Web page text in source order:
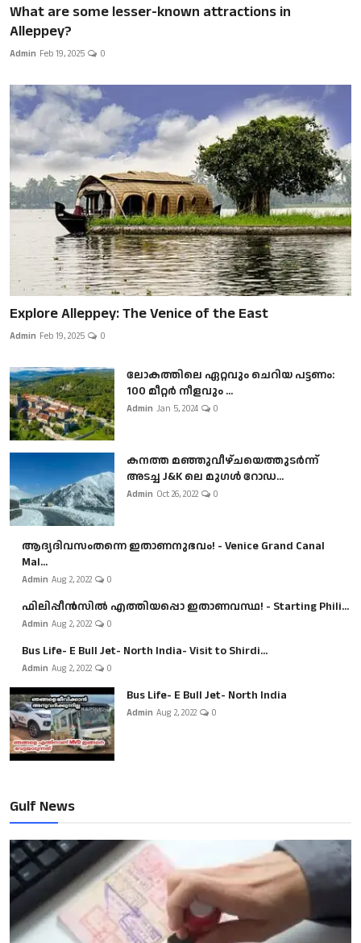
What are some lesser-known attractions in
Alleppey?
Admin Feb 19, 2025 0
Explore Alleppey: The Venice of the East
Admin Feb 19, 2025 0
ലോകത്തിലെ ഏറ്റവും ചെറിയ പട്ടണം:
100 മീറ്റർ നീളവും ...
Admin Jan 5, 2024 0
കനത്ത മഞ്ഞുവീഴ്ചയെത്തുടർന്ന്
അടച്ച J&K ലെ മുഗൾ റോഡ...
Admin Oct 26, 2022 0
ആദ്യദിവസംതന്നെ ഇതാണനുഭവം! - Venice Grand Canal
Mal...
Admin Aug 2, 2022 0
ഫിലിപ്പീൻസിൽ എത്തിയപ്പൊ ഇതാണവസ്ഥ! - Starting Phili...
Admin Aug 2, 2022 0
Bus Life- E Bull Jet- North India- Visit to Shirdi...
Admin Aug 2, 2022 0
Bus Life- E Bull Jet- North India
Admin Aug 2, 2022 0
Gulf News